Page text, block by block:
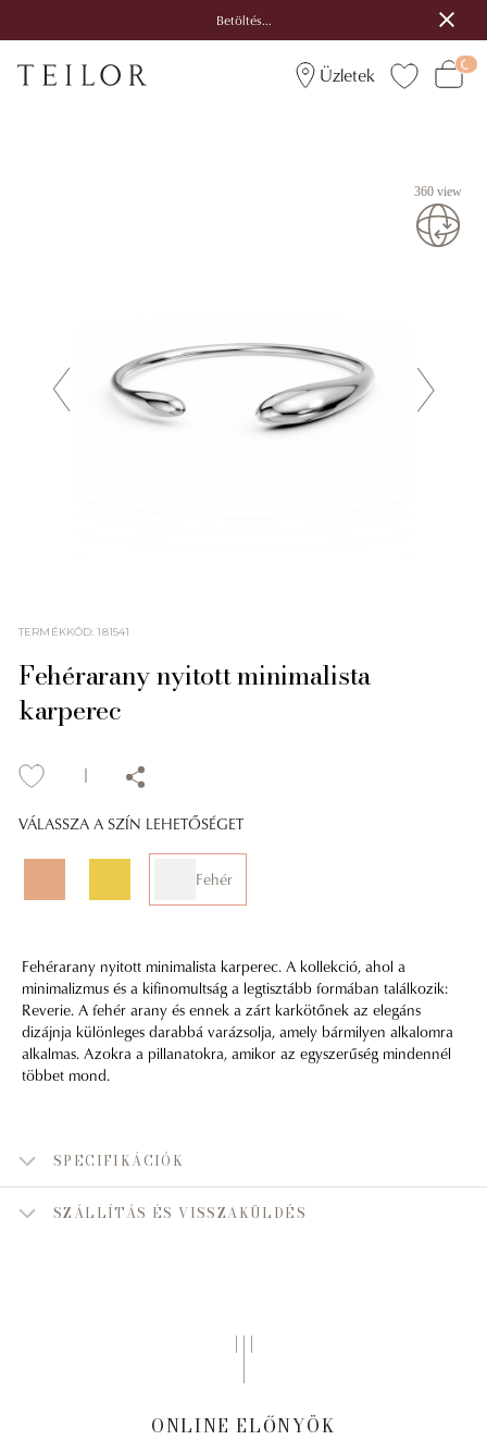
Betöltés...
Üzletek
360 view
TERMÉKKÓD:181541
Fehérarany nyitott minimalista
karperec
VÁLASSZA A SZÍN LEHETŐSÉGET
Fehér
Fehérarany nyitott minimalista karperec. A kollekció, ahol a
minimalizmus és a kifinomultság a legtisztább formában találkozik:
Reverie. A fehér arany és ennek a zárt karkötőnek az elegáns
dizájnja különleges darabbá varázsolja, amely bármilyen alkalomra
alkalmas. Azokra a pillanatokra, amikor az egyszerűség mindennél
többet mond.
SPECIFIKÁCIÓK
SZÁLLÍTÁS ÉS VISSZAKÜLDÉS
ONLINE ELŐNYÖK